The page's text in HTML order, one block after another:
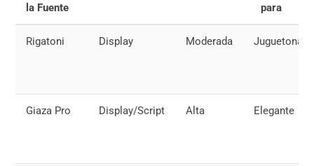
la Fuente
para
Rigatoni Display Moderada Juguetona
Giaza Pro Display/Script Alta Elegante